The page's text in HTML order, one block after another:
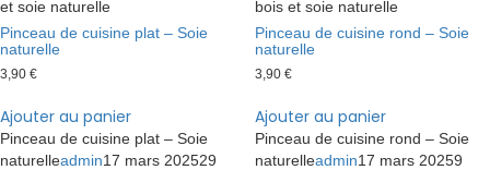
Pinceau de cuisine plat – Soie
naturelle
3,90 €
Ajouter au panier
Pinceau de cuisine plat – Soie
naturelleadmin17 mars 202529
Pinceau de cuisine rond – Soie
naturelle
3,90 €
Ajouter au panier
Pinceau de cuisine rond – Soie
naturelleadmin17 mars 20259